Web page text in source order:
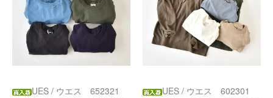
UES / ウエス 652321
UES / ウエス 602301